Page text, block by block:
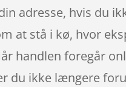
adresse, hvis du
at stå i kø, hvor
handlen foregår
du ikke længere